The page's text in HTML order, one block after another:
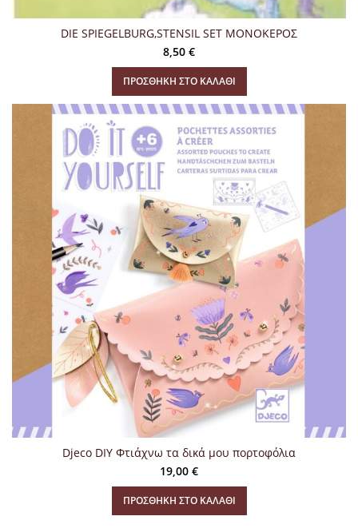
DIE SPIEGELBURG,STENSIL SET ΜΟΝΟΚΕΡΟΣ
8,50 €
ΠΡΟΣΘΉΚΗ ΣΤΟ ΚΑΛΆΘΙ
Djeco DIY Φτιάχνω τα δικά μου πορτοφόλια
19,00 €
ΠΡΟΣΘΉΚΗ ΣΤΟ ΚΑΛΆΘΙ